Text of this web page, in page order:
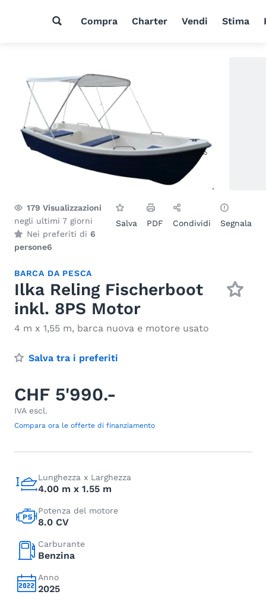
Compra Charter Vendi Stima
179 Visualizzazioni
negli ultimi 7 giorni
Nei preferiti di 6
persone6
Salva PDF Condividi Segnala
BARCA DA PESCA
Ilka Reling Fischerboot
inkl. 8PS Motor
4 m x 1,55 m, barca nuova e motore usato
Salva tra i preferiti
CHF 5'990.-
IVA escl.
Compara ora le offerte di finanziamento
Lunghezza x Larghezza
4.00 m x 1.55 m
Potenza del motore
8.0 CV
Carburante
Benzina
Anno
2025